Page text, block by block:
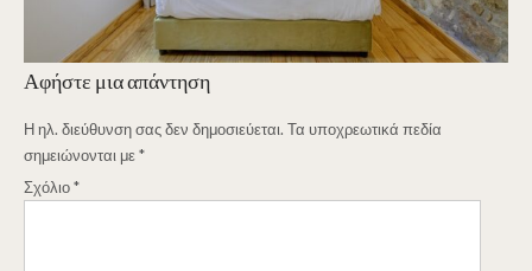
Αφήστε μια απάντηση
Η ηλ. διεύθυνση σας δεν δημοσιεύεται. Τα υποχρεωτικά πεδία
σημειώνονται με*
Σχόλιο*